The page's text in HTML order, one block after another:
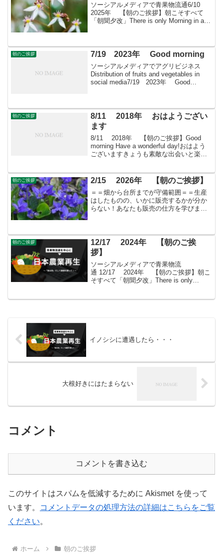
ソーシアルメディアで青果物流通6/10
2025年 【朝のご挨拶】朝こそすべて
「朝聞夕改」There is only Morning in all
朝のご挨拶 7/19 2023年 Good morning
ソーシアルメディアでアグリビジネス
Distribution of fruits and vegetables in
social media7/19 2023年 Good
朝のご挨拶
8/11 2018年 おはようござい
ます
8/11 2018年 【朝のご挨拶】Good
morning Have a wonderful day!おはよう
ございますきょうも素敵な出会いと楽し
属の植物の総称...
朝のご挨拶 2/15 2026年 【朝のご挨拶】
＝＝畑から台所までが守備範囲＝＝生産
はしたものの、いかに販売するかが分か
らない！あなたも販売の仕方を学びませ
朝のご挨拶
12/17 2024年 【朝のご挨
拶】
ソーシアルメディアで青果物流
通 12/17 2024年 【朝のご挨拶】朝こ
そすべて「朝聞夕改」There is only
イノシシに遭遇したら・・・
大根好きにはたまらない
コメント
コメントを書き込む
このサイトはスパムを低減するために Akismet を使って
います。
コメントデータの処理方法の詳細はこちらをご覧
ください。
ホーム 朝のご挨拶